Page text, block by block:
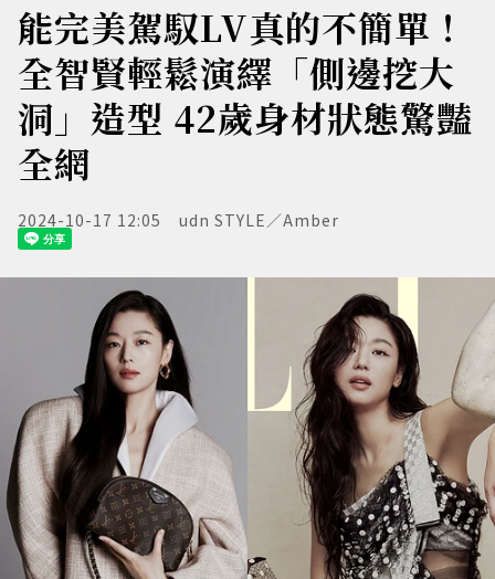
能完美駕馭LV真的不簡單！
全智賢輕鬆演繹「側邊挖大
洞」造型 42歲身材狀態驚豔
全網
2024-10-17 12:05 udn STYLE／Amber